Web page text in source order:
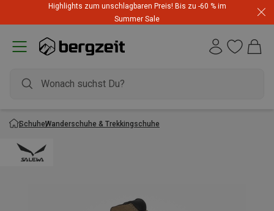
Highlights zum unschlagbaren Preis! Bis zu -60 % im
Summer Sale
SchuheWanderschuhe & Trekkingschuhe